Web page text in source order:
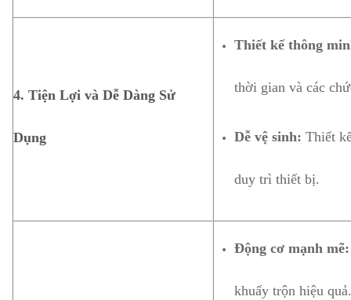
4. Tiện Lợi và Dễ Dàng Sử
Dụng
Thiết kế thông
thời gian và các
Dễ vệ sinh: Thiết
duy trì thiết bị.
Động cơ mạnh mẽ:
khuấy trộn hiệu quả.